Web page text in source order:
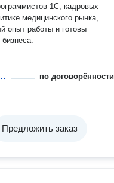
1С, кадровых
медицинского рынка,
опыт работы и готовы
в учредительных документах по договорённости
Предложить заказ